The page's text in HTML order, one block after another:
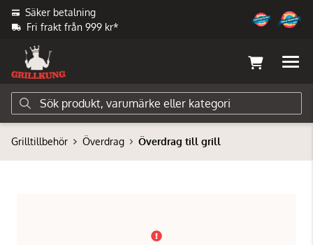
Säker betalning
Fri frakt från 999 kr*
Grilltillbehör Överdrag Överdrag till grill